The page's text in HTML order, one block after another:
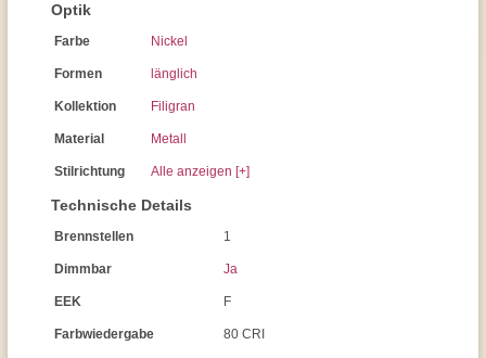
Optik
Farbe Nickel
Formen länglich
Kollektion Filigran
Material Metall
Stilrichtung Alle anzeigen [+]
Technische Details
Brennstellen 1
Dimmbar Ja
EEK F
Farbwiedergabe 80 CRI